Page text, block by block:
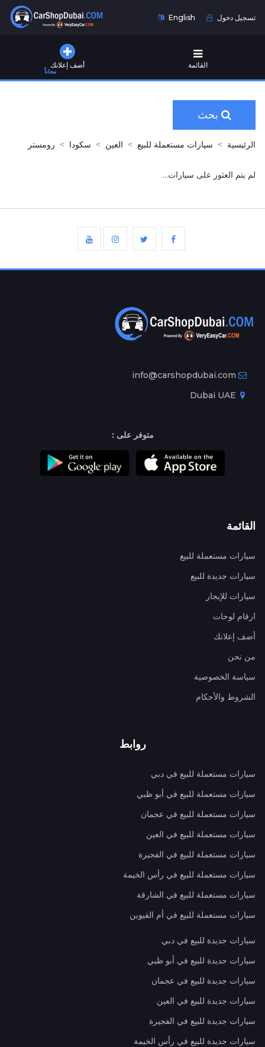
English تسجيل دخول
أضف إعلانك
مجاناً
القائمة
بحث
الرئيسية سيارات مستعملة للبيع العين سكودا رومستر
لم يتم العثور على سيارات...
info@carshopdubai.com
متوفر على :
القائمة
سيارات مستعملة للبيع
سيارات جديدة للبيع
سيارات للإيجار
ارقام لوحات
أضف إعلانك
من نحن
سياسة الخصوصية
الشروط والأحكام
روابط
سيارات مستعملة للبيع في دبي
سيارات مستعملة للبيع في أبو ظبي
سيارات مستعملة للبيع في عجمان
سيارات مستعملة للبيع في العين
سيارات مستعملة للبيع في الفجيرة
سيارات مستعملة للبيع في رأس الخيمة
سيارات مستعملة للبيع في الشارقة
سيارات مستعملة للبيع في أم القيوين
سيارات جديدة للبيع في دبي
سيارات جديدة للبيع في أبو ظبي
سيارات جديدة للبيع في عجمان
سيارات جديدة للبيع في العين
سيارات جديدة للبيع في الفجيرة
سيارات جديدة للبيع في رأس الخيمة